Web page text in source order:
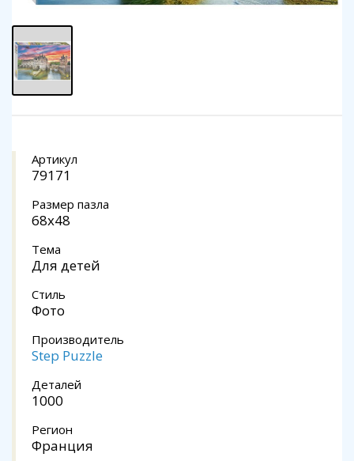
Артикул
79171
Размер пазла
68x48
Тема
Для детей
Стиль
Фото
Производитель
Step Puzzle
Деталей
1000
Регион
Франция